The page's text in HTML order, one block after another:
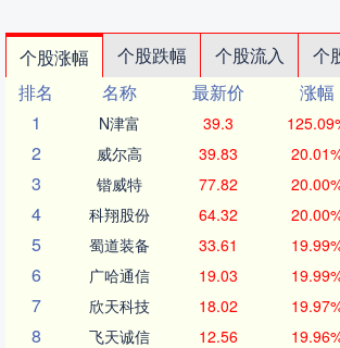
个股涨幅 个股跌幅 个股流入 个
排名
名称 最新价 涨幅
1
N津富 39.3
2 威尔高 39.83
3 锴威特 77.82
4 科翔股份 64.32
5 蜀道装备 33.61
6 广哈通信 19.03
7 欣天科技 18.02
8 飞天诚信 12.56